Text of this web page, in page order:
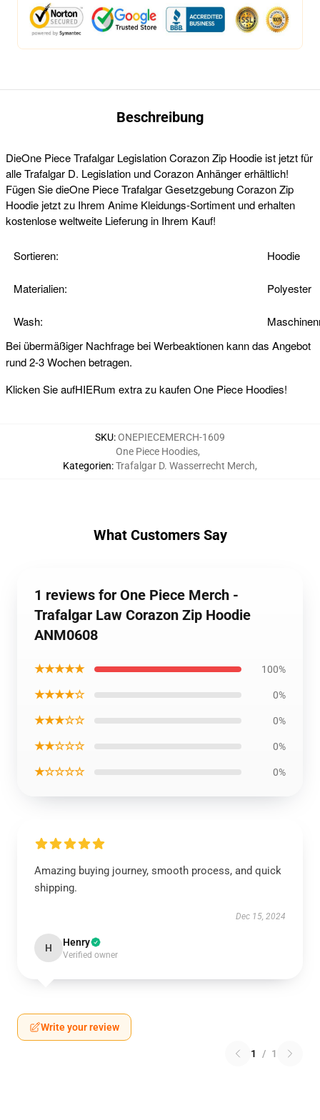
Beschreibung
DieOne Piece Trafalgar Legislation Corazon Zip Hoodie ist jetzt für
alle Trafalgar D. Legislation und Corazon Anhänger erhältlich!
Fügen Sie dieOne Piece Trafalgar Gesetzgebung Corazon Zip
Hoodie jetzt zu Ihrem Anime Kleidungs-Sortiment und erhalten
kostenlose weltweite Lieferung in Ihrem Kauf!
Sortieren: Hoodie
Materialien: Polyester
Wash:
Bei übermäßiger Nachfrage bei Werbeaktionen kann das Angebot
rund 2-3 Wochen betragen.
Klicken Sie aufHIERum extra zu kaufen One Piece Hoodies!
SKU:ONEPIECEMERCH-1609
Kategorien:
One Piece Hoodies,
Trafalgar D. Wasserrecht Merch,
What Customers Say
1 reviews for One Piece Merch -
Trafalgar Law Corazon Zip Hoodie
ANM0608
★★★★★ 100%
★★★★☆ 0%
★★★☆☆ 0%
★★☆☆☆ 0%
★☆☆☆☆ 0%
Amazing buying journey, smooth process, and quick
shipping.
Dec 15, 2024
H Henry
Verified owner
Write your review
1 / 1